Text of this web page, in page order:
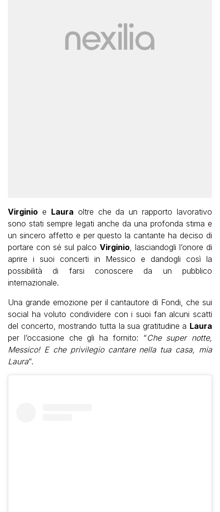
Virginio e Laura oltre che da un rapporto lavorativo
sono stati sempre legati anche da una profonda stima e
un sincero affetto e per questo la cantante ha deciso di
portare con sé sul palco Virginio , lasciandogli l’onore di
aprire i suoi concerti in Messico e dandogli così la
possibilità di farsi conoscere da un pubblico
internazionale.
Una grande emozione per il cantautore di Fondi, che sui
social ha voluto condividere con i suoi fan alcuni scatti
del concerto, mostrando tutta la sua gratitudine a Laura
per l’occasione che gli ha fornito: “Che super notte,
Messico! E che privilegio cantare nella tua casa, mia
Laura“.